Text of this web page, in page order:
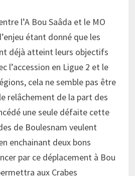
l’A Bou Saâda et le MO
étant donné que les
déjà atteint leurs objectifs
l’accession en Ligue 2 et le
cela ne semble pas être
relâchement de la part des
une seule défaite cette
de Boulesnam veulent
enchainant deux bons
par ce déplacement à Bou
aux Crabes